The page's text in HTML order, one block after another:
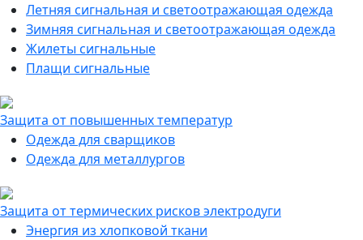
Летняя сигнальная и светоотражающая одежда
Зимняя сигнальная и светоотражающая одежда
Жилеты сигнальные
Плащи сигнальные
Защита от повышенных температур
Одежда для сварщиков
Одежда для металлургов
Защита от термических рисков электродуги
Энергия из хлопковой ткани